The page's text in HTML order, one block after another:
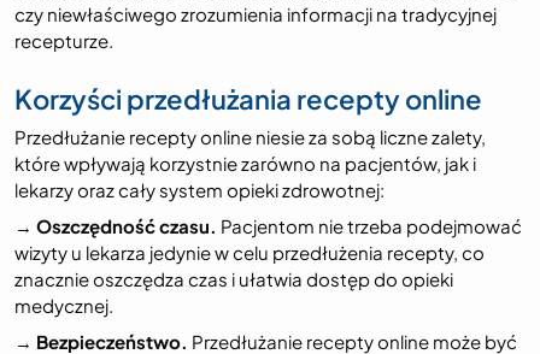
czy niewłaściwego zrozumienia informacji na tradycyjnej
recepturze.
Korzyści przedłużania recepty online
Przedłużanie recepty online niesie za sobą liczne zalety,
które wpływają korzystnie zarówno na pacjentów, jak i
lekarzy oraz cały system opieki zdrowotnej:
→ Oszczędność czasu. Pacjentom nie trzeba podejmować
wizyty u lekarza jedynie w celu przedłużenia recepty, co
znacznie oszczędza czas i ułatwia dostęp do opieki
medycznej.
→ Bezpieczeństwo. Przedłużanie recepty online może być